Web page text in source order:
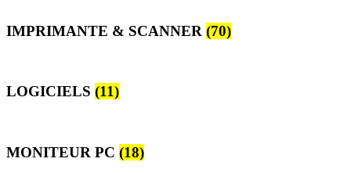
IMPRIMANTE & SCANNER (70)
LOGICIELS (11)
MONITEUR PC (18)